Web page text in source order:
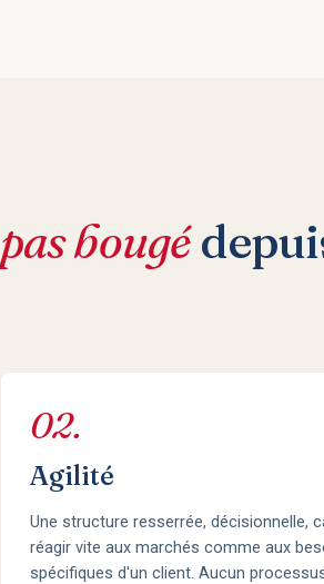
pas bougé
02.
Agilité
Une structure resserrée, décisionnelle,
réagir vite aux marchés comme aux
spécifiques d'un client. Aucun